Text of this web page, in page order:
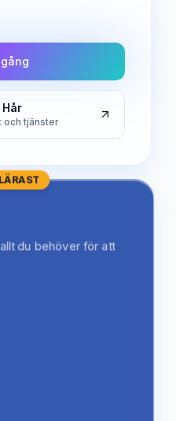
och tjänster
du behöver för att